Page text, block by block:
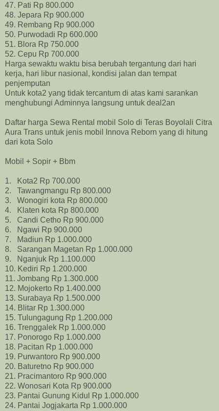
47. Pati Rp 800.000
48. Jepara Rp 900.000
49. Rembang Rp 900.000
50. Purwodadi Rp 600.000
51. Blora Rp 750.000
52. Cepu Rp 700.000
Harga sewaktu waktu bisa berubah tergantung dari hari
kerja, hari libur nasional, kondisi jalan dan tempat
penjemputan
Untuk kota2 yang tidak tercantum di atas kami sarankan
menghubungi Adminnya langsung untuk deal2an
Daftar harga Sewa Rental mobil Solo di Teras Boyolali Citra
Aura Trans untuk jenis mobil Innova Reborn yang di hitung
dari kota Solo
Mobil + Sopir + Bbm
1. Kota2 Rp 700.000
2. Tawangmangu Rp 800.000
3. Wonogiri kota Rp 800.000
4. Klaten kota Rp 800.000
5. Candi Cetho Rp 900.000
6. Ngawi Rp 900.000
7. Madiun Rp 1.000.000
8. Sarangan Magetan Rp 1.000.000
9. Nganjuk Rp 1.100.000
10. Kediri Rp 1.200.000
11. Jombang Rp 1.300.000
12. Mojokerto Rp 1.400.000
13. Surabaya Rp 1.500.000
14. Blitar Rp 1.300.000
15. Tulungagung Rp 1.200.000
16. Trenggalek Rp 1.000.000
17. Ponorogo Rp 1.000.000
18. Pacitan Rp 1.000.000
19. Purwantoro Rp 900.000
20. Baturetno Rp 900.000
21. Pracimantoro Rp 900.000
22. Wonosari Kota Rp 900.000
23. Pantai Gunung Kidul Rp 1.000.000
24. Pantai Jogjakarta Rp 1.000.000